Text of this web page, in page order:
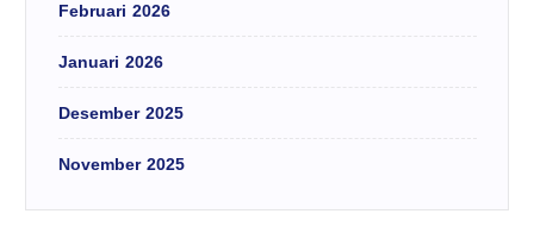
Februari 2026
Januari 2026
Desember 2025
November 2025